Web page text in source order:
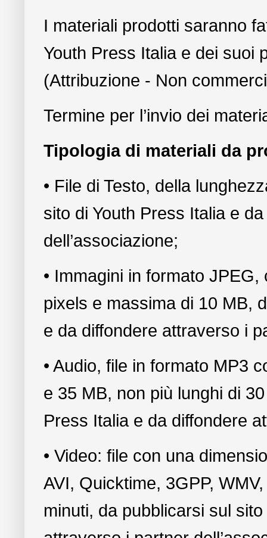
I materiali prodotti saranno
Youth Press Italia e dei suoi
(Attribuzione - Non
Termine per l’invio dei
Tipologia di materiali da
• File di Testo, della
sito di Youth Press Italia e
dell’associazione;
• Immagini in formato
pixels e massima di 10 MB,
e da diffondere attraverso i
• Audio, file in formato MP3
e 35 MB, non più lunghi di
Press Italia e da diffondere
• Video: file con una
AVI, Quicktime, 3GPP,
minuti, da pubblicarsi sul